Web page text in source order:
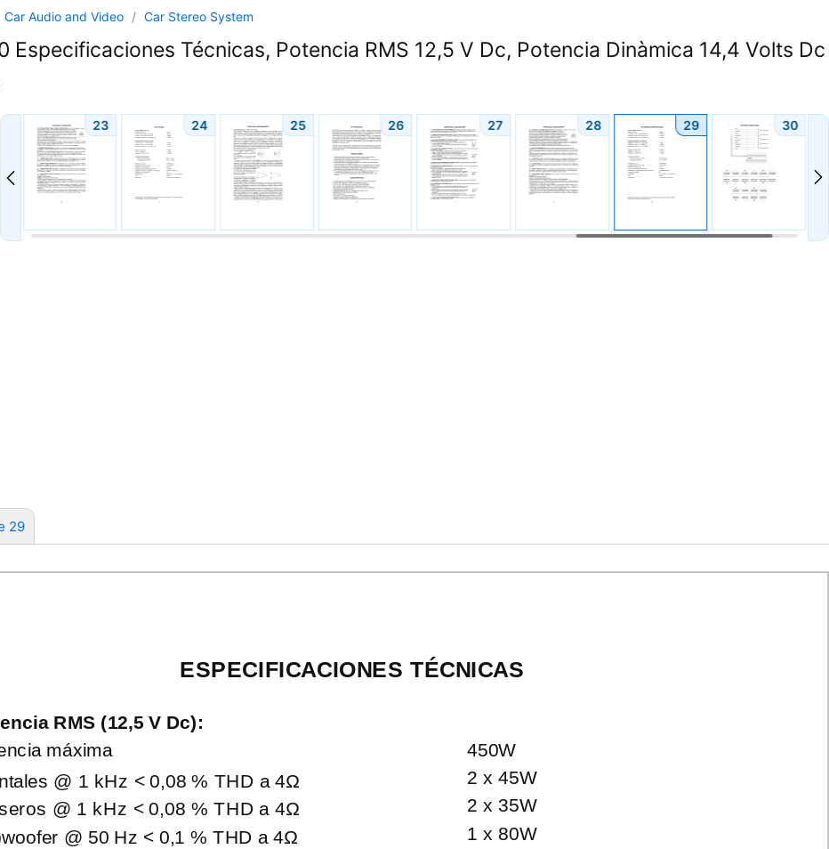
Car Audio and Video / Car Stereo System
Especificaciones Técnicas, Potencia RMS 12,5 V Dc, Potencia Dinàmica 14,4 Volts Dc
22 23 24 25 26 27 28 29 30
29
ESPECIFICACIONES TÉCNICAS
RMS (12,5 V Dc):
máxima
@ 1 kHz < 0,08 % THD a 4Ω
@ 1 kHz < 0,08 % THD a 4Ω
@ 50 Hz < 0,1 % THD a 4Ω
450W
2 x 45W
2 x 35W
1 x 80W